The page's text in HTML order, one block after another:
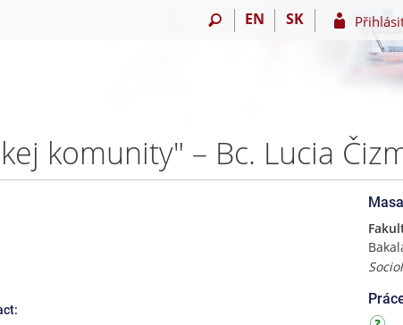
EN SK
komunity" – Bc. Lucia